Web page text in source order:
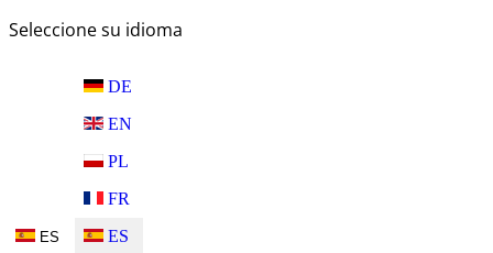
Seleccione su idioma
ES
DE
EN
PL
FR
ES